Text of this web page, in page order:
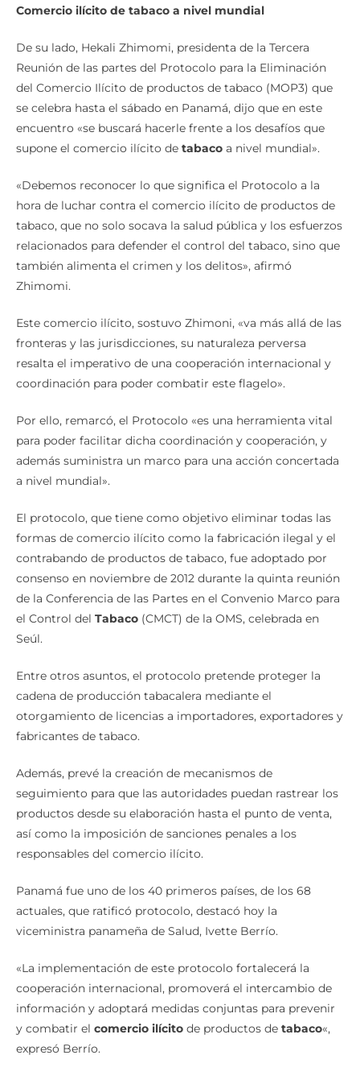
Comercio ilícito de tabaco a nivel mundial
De su lado, Hekali Zhimomi, presidenta de la Tercera
Reunión de las partes del Protocolo para la Eliminación
del Comercio Ilícito de productos de tabaco (MOP3) que
se celebra hasta el sábado en Panamá, dijo que en este
encuentro «se buscará hacerle frente a los desafíos que
supone el comercio ilícito de tabaco a nivel mundial».
«Debemos reconocer lo que significa el Protocolo a la
hora de luchar contra el comercio ilícito de productos de
tabaco, que no solo socava la salud pública y los esfuerzos
relacionados para defender el control del tabaco, sino que
también alimenta el crimen y los delitos», afirmó
Zhimomi.
Este comercio ilícito, sostuvo Zhimoni, «va más allá de las
fronteras y las jurisdicciones, su naturaleza perversa
resalta el imperativo de una cooperación internacional y
coordinación para poder combatir este flagelo».
Por ello, remarcó, el Protocolo «es una herramienta vital
para poder facilitar dicha coordinación y cooperación, y
además suministra un marco para una acción concertada
a nivel mundial».
El protocolo, que tiene como objetivo eliminar todas las
formas de comercio ilícito como la fabricación ilegal y el
contrabando de productos de tabaco, fue adoptado por
consenso en noviembre de 2012 durante la quinta reunión
de la Conferencia de las Partes en el Convenio Marco para
el Control del Tabaco (CMCT) de la OMS, celebrada en
Seúl.
Entre otros asuntos, el protocolo pretende proteger la
cadena de producción tabacalera mediante el
otorgamiento de licencias a importadores, exportadores y
fabricantes de tabaco.
Además, prevé la creación de mecanismos de
seguimiento para que las autoridades puedan rastrear los
productos desde su elaboración hasta el punto de venta,
así como la imposición de sanciones penales a los
responsables del comercio ilícito.
Panamá fue uno de los 40 primeros países, de los 68
actuales, que ratificó protocolo, destacó hoy la
viceministra panameña de Salud, Ivette Berrío.
«La implementación de este protocolo fortalecerá la
cooperación internacional, promoverá el intercambio de
información y adoptará medidas conjuntas para prevenir
y combatir el comercio ilícito de productos de tabaco«,
expresó Berrío.